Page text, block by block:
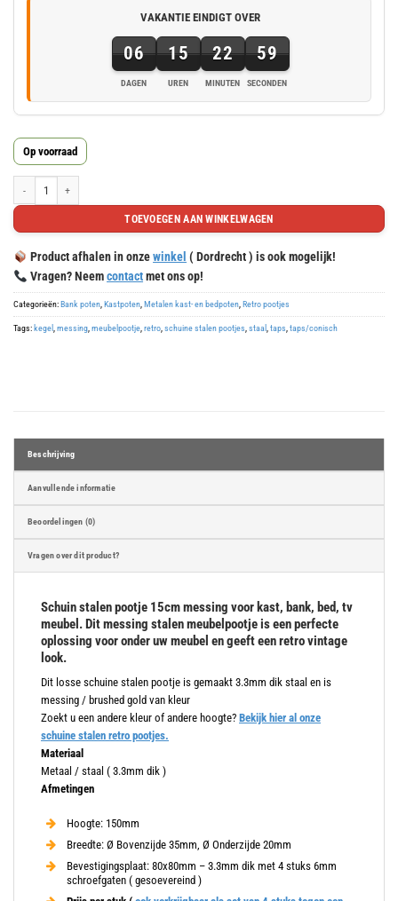
VAKANTIE EINDIGT OVER
06
DAGEN
15
UREN
22
MINUTEN
58
SECONDEN
6
dagen,
minuten
en
seconden
Op voorraad
TOEVOEGEN AAN WINKELWAGEN
Product afhalen in onzewinkel ( Dordrecht ) is ook mogelijk!
Vragen? Neemcontactmet ons op!
Categorieën:Bank poten,Kastpoten,Metalen kast- en bedpoten,Retro pootjes
Tags: kegel,messing,meubelpootje,retro,schuine stalen pootjes,staal,taps,taps/conisch
Beschrijving
Aanvullende informatie
Beoordelingen (0)
Vragen over dit product?
Schuin stalen pootje 15cm messing voor kast, bank, bed, tv
meubel. Dit messing stalen meubelpootje is een perfecte
oplossing voor onder uw meubel en geeft een retro vintage
look.
Dit losse schuine stalen pootje is gemaakt 3.3mm dik staal en is
messing / brushed gold van kleur
Zoekt u een andere kleur of andere hoogte? Bekijk hier al onze
schuine stalen retro pootjes.
Materiaal
Metaal / staal ( 3.3mm dik )
Afmetingen
Hoogte: 150mm
Breedte: Ø Bovenzijde 35mm, Ø Onderzijde 20mm
Bevestigingsplaat: 80x80mm – 3.3mm dik met 4 stuks 6mm
schroefgaten ( gesoevereind )